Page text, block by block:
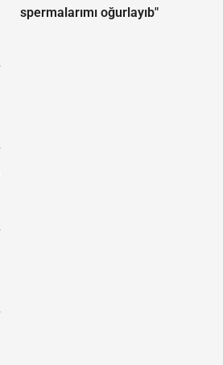
spermalarımı oğurlayıb"